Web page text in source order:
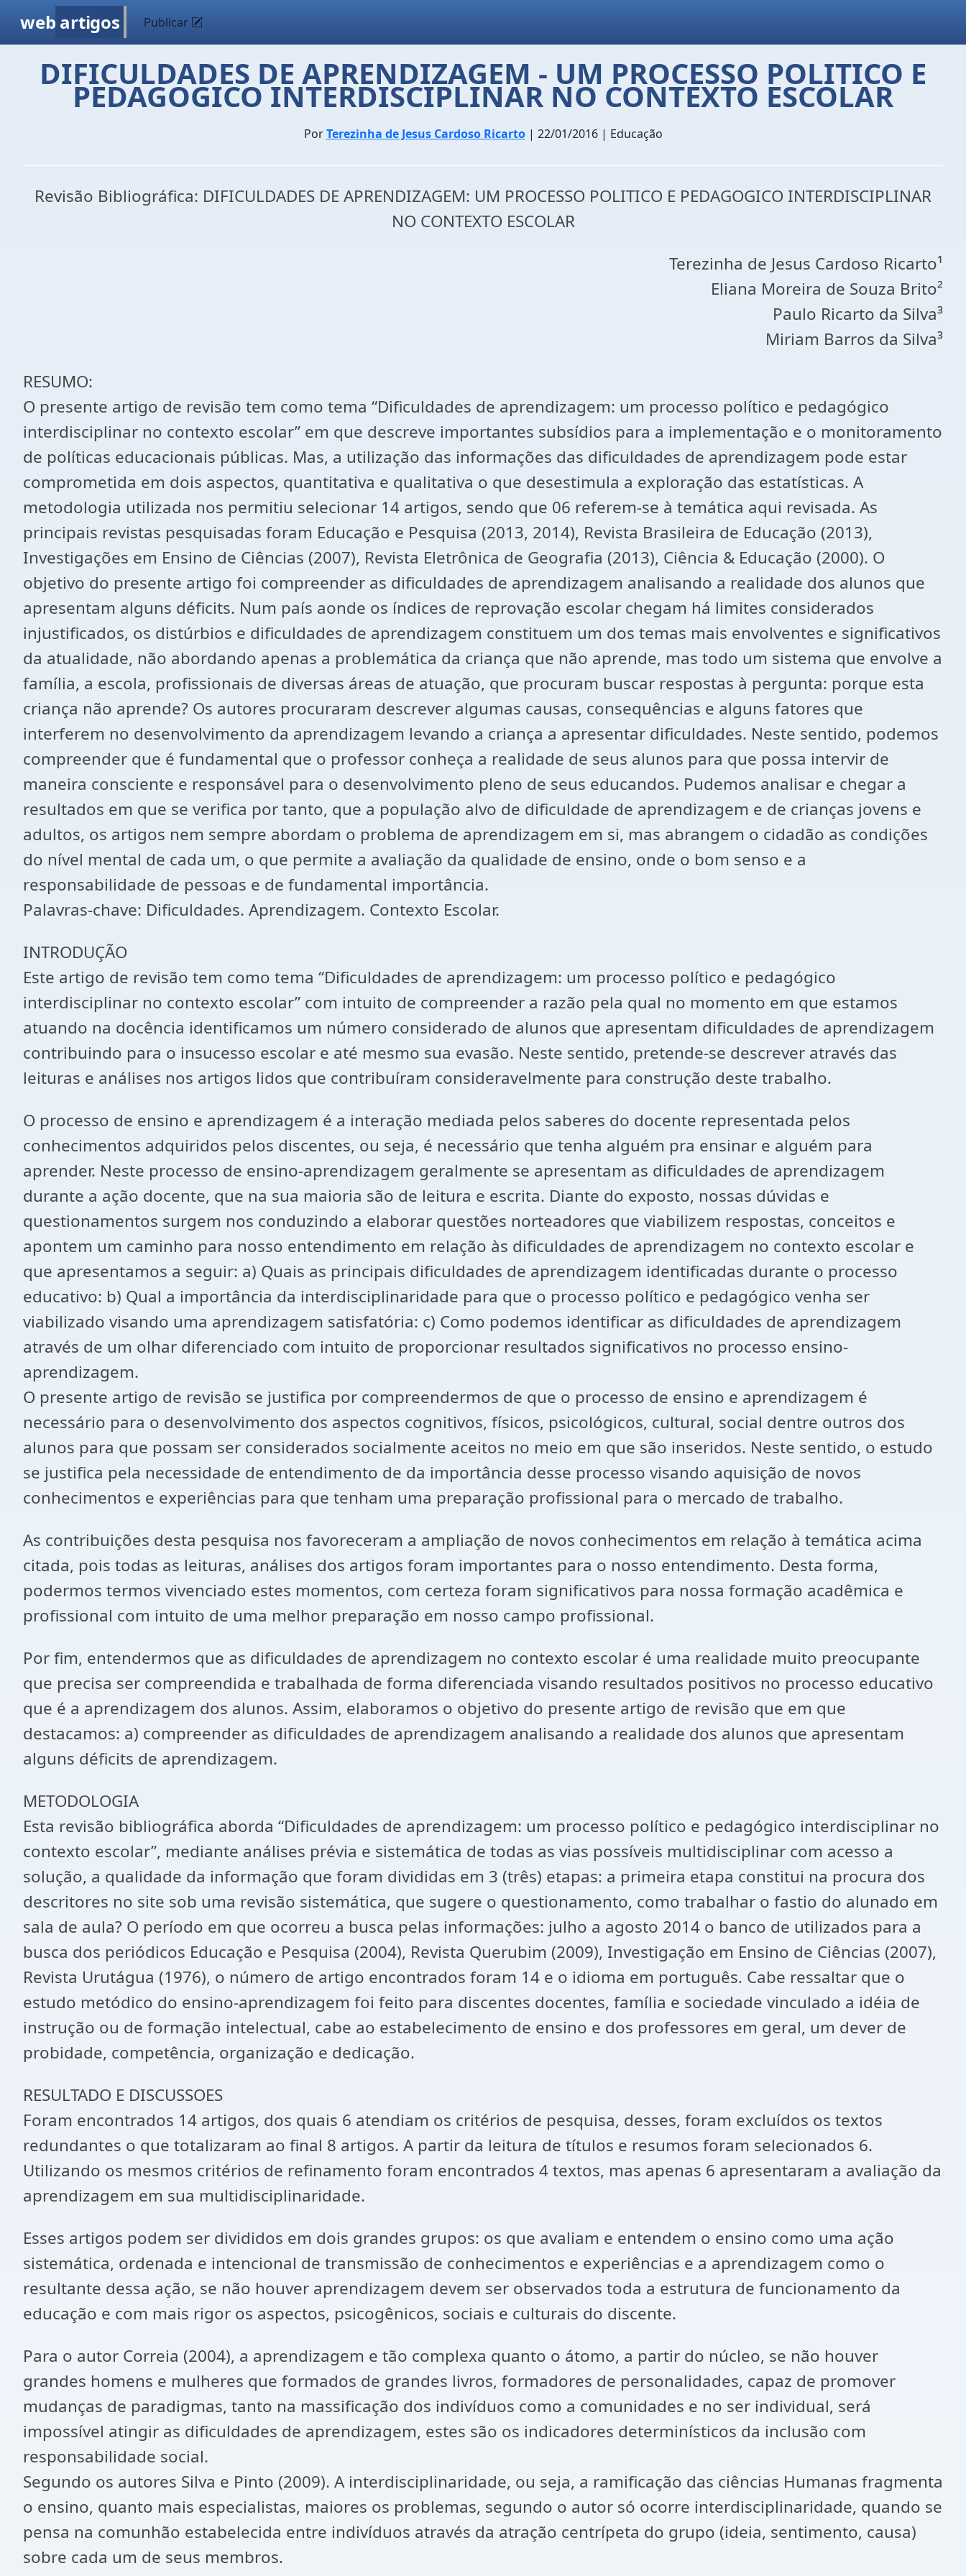
web artigos Publicar
DIFICULDADES DE APRENDIZAGEM - UM PROCESSO POLITICO E
PEDAGOGICO INTERDISCIPLINAR NO CONTEXTO ESCOLAR
PorTerezinha de Jesus Cardoso Ricarto| 22/01/2016 | Educação
Revisão Bibliográfica: DIFICULDADES DE APRENDIZAGEM: UM PROCESSO POLITICO E PEDAGOGICO INTERDISCIPLINAR
NO CONTEXTO ESCOLAR
Terezinha de Jesus Cardoso Ricarto¹
Eliana Moreira de Souza Brito²
Paulo Ricarto da Silva³
Miriam Barros da Silva³
RESUMO:
O presente artigo de revisão tem como tema “Dificuldades de aprendizagem: um processo político e pedagógico
interdisciplinar no contexto escolar” em que descreve importantes subsídios para a implementação e o monitoramento
de políticas educacionais públicas. Mas, a utilização das informações das dificuldades de aprendizagem pode estar
comprometida em dois aspectos, quantitativa e qualitativa o que desestimula a exploração das estatísticas. A
metodologia utilizada nos permitiu selecionar 14 artigos, sendo que 06 referem-se à temática aqui revisada. As
principais revistas pesquisadas foram Educação e Pesquisa (2013, 2014), Revista Brasileira de Educação (2013),
Investigações em Ensino de Ciências (2007), Revista Eletrônica de Geografia (2013), Ciência & Educação (2000). O
objetivo do presente artigo foi compreender as dificuldades de aprendizagem analisando a realidade dos alunos que
apresentam alguns déficits. Num país aonde os índices de reprovação escolar chegam há limites considerados
injustificados, os distúrbios e dificuldades de aprendizagem constituem um dos temas mais envolventes e significativos
da atualidade, não abordando apenas a problemática da criança que não aprende, mas todo um sistema que envolve a
família, a escola, profissionais de diversas áreas de atuação, que procuram buscar respostas à pergunta: porque esta
criança não aprende? Os autores procuraram descrever algumas causas, consequências e alguns fatores que
interferem no desenvolvimento da aprendizagem levando a criança a apresentar dificuldades. Neste sentido, podemos
compreender que é fundamental que o professor conheça a realidade de seus alunos para que possa intervir de
maneira consciente e responsável para o desenvolvimento pleno de seus educandos. Pudemos analisar e chegar a
resultados em que se verifica por tanto, que a população alvo de dificuldade de aprendizagem e de crianças jovens e
adultos, os artigos nem sempre abordam o problema de aprendizagem em si, mas abrangem o cidadão as condições
do nível mental de cada um, o que permite a avaliação da qualidade de ensino, onde o bom senso e a
responsabilidade de pessoas e de fundamental importância.
Palavras-chave: Dificuldades. Aprendizagem. Contexto Escolar.
INTRODUÇÃO
Este artigo de revisão tem como tema “Dificuldades de aprendizagem: um processo político e pedagógico
interdisciplinar no contexto escolar” com intuito de compreender a razão pela qual no momento em que estamos
atuando na docência identificamos um número considerado de alunos que apresentam dificuldades de aprendizagem
contribuindo para o insucesso escolar e até mesmo sua evasão. Neste sentido, pretende-se descrever através das
leituras e análises nos artigos lidos que contribuíram consideravelmente para construção deste trabalho.
O processo de ensino e aprendizagem é a interação mediada pelos saberes do docente representada pelos
conhecimentos adquiridos pelos discentes, ou seja, é necessário que tenha alguém pra ensinar e alguém para
aprender. Neste processo de ensino-aprendizagem geralmente se apresentam as dificuldades de aprendizagem
durante a ação docente, que na sua maioria são de leitura e escrita. Diante do exposto, nossas dúvidas e
questionamentos surgem nos conduzindo a elaborar questões norteadores que viabilizem respostas, conceitos e
apontem um caminho para nosso entendimento em relação às dificuldades de aprendizagem no contexto escolar e
que apresentamos a seguir: a) Quais as principais dificuldades de aprendizagem identificadas durante o processo
educativo: b) Qual a importância da interdisciplinaridade para que o processo político e pedagógico venha ser
viabilizado visando uma aprendizagem satisfatória: c) Como podemos identificar as dificuldades de aprendizagem
através de um olhar diferenciado com intuito de proporcionar resultados significativos no processo ensino-
aprendizagem.
O presente artigo de revisão se justifica por compreendermos de que o processo de ensino e aprendizagem é
necessário para o desenvolvimento dos aspectos cognitivos, físicos, psicológicos, cultural, social dentre outros dos
alunos para que possam ser considerados socialmente aceitos no meio em que são inseridos. Neste sentido, o estudo
se justifica pela necessidade de entendimento de da importância desse processo visando aquisição de novos
conhecimentos e experiências para que tenham uma preparação profissional para o mercado de trabalho.
As contribuições desta pesquisa nos favoreceram a ampliação de novos conhecimentos em relação à temática acima
citada, pois todas as leituras, análises dos artigos foram importantes para o nosso entendimento. Desta forma,
podermos termos vivenciado estes momentos, com certeza foram significativos para nossa formação acadêmica e
profissional com intuito de uma melhor preparação em nosso campo profissional.
Por fim, entendermos que as dificuldades de aprendizagem no contexto escolar é uma realidade muito preocupante
que precisa ser compreendida e trabalhada de forma diferenciada visando resultados positivos no processo educativo
que é a aprendizagem dos alunos. Assim, elaboramos o objetivo do presente artigo de revisão que em que
destacamos: a) compreender as dificuldades de aprendizagem analisando a realidade dos alunos que apresentam
alguns déficits de aprendizagem.
METODOLOGIA
Esta revisão bibliográfica aborda “Dificuldades de aprendizagem: um processo político e pedagógico interdisciplinar no
contexto escolar”, mediante análises prévia e sistemática de todas as vias possíveis multidisciplinar com acesso a
solução, a qualidade da informação que foram divididas em 3 (três) etapas: a primeira etapa constitui na procura dos
descritores no site sob uma revisão sistemática, que sugere o questionamento, como trabalhar o fastio do alunado em
sala de aula? O período em que ocorreu a busca pelas informações: julho a agosto 2014 o banco de utilizados para a
busca dos periódicos Educação e Pesquisa (2004), Revista Querubim (2009), Investigação em Ensino de Ciências (2007),
Revista Urutágua (1976), o número de artigo encontrados foram 14 e o idioma em português. Cabe ressaltar que o
estudo metódico do ensino-aprendizagem foi feito para discentes docentes, família e sociedade vinculado a idéia de
instrução ou de formação intelectual, cabe ao estabelecimento de ensino e dos professores em geral, um dever de
probidade, competência, organização e dedicação.
RESULTADO E DISCUSSOES
Foram encontrados 14 artigos, dos quais 6 atendiam os critérios de pesquisa, desses, foram excluídos os textos
redundantes o que totalizaram ao final 8 artigos. A partir da leitura de títulos e resumos foram selecionados 6.
Utilizando os mesmos critérios de refinamento foram encontrados 4 textos, mas apenas 6 apresentaram a avaliação da
aprendizagem em sua multidisciplinaridade.
Esses artigos podem ser divididos em dois grandes grupos: os que avaliam e entendem o ensino como uma ação
sistemática, ordenada e intencional de transmissão de conhecimentos e experiências e a aprendizagem como o
resultante dessa ação, se não houver aprendizagem devem ser observados toda a estrutura de funcionamento da
educação e com mais rigor os aspectos, psicogênicos, sociais e culturais do discente.
Para o autor Correia (2004), a aprendizagem e tão complexa quanto o átomo, a partir do núcleo, se não houver
grandes homens e mulheres que formados de grandes livros, formadores de personalidades, capaz de promover
mudanças de paradigmas, tanto na massificação dos indivíduos como a comunidades e no ser individual, será
impossível atingir as dificuldades de aprendizagem, estes são os indicadores determinísticos da inclusão com
responsabilidade social.
Segundo os autores Silva e Pinto (2009). A interdisciplinaridade, ou seja, a ramificação das ciências Humanas fragmenta
o ensino, quanto mais especialistas, maiores os problemas, segundo o autor só ocorre interdisciplinaridade, quando se
pensa na comunhão estabelecida entre indivíduos através da atração centrípeta do grupo (ideia, sentimento, causa)
sobre cada um de seus membros.